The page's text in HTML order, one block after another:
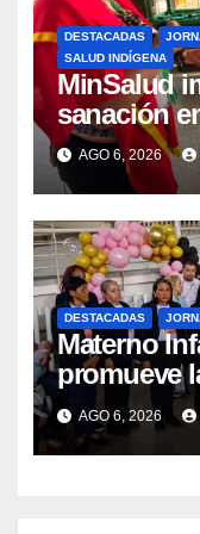
DESTACADAS
SALUD INDÍGENA
MinSalud
sanación
post-
indígenas
AGO 6, 2026
DESTACADAS
Materno
promueve
como un
vida
AGO 6, 2026